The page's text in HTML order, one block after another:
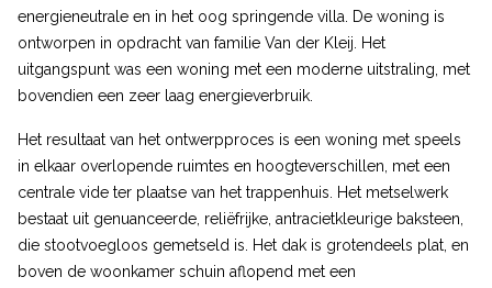
energieneutrale en in het oog springende villa. De woning is
ontworpen in opdracht van familie Van der Kleij. Het
uitgangspunt was een woning met een moderne uitstraling, met
bovendien een zeer laag energieverbruik.
Het resultaat van het ontwerpproces is een woning met speels
in elkaar overlopende ruimtes en hoogteverschillen, met een
centrale vide ter plaatse van het trappenhuis. Het metselwerk
bestaat uit genuanceerde, reliëfrijke, antracietkleurige baksteen,
die stootvoegloos gemetseld is. Het dak is grotendeels plat, en
boven de woonkamer schuin aflopend met een